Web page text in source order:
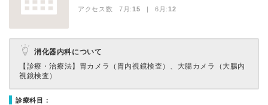
アクセス数 7月:15 | 6月:12
消化器内科について
【診療・治療法】 胃カメラ（胃内視鏡検査）、大腸カメラ（大腸内
視鏡検査）
診療科目：